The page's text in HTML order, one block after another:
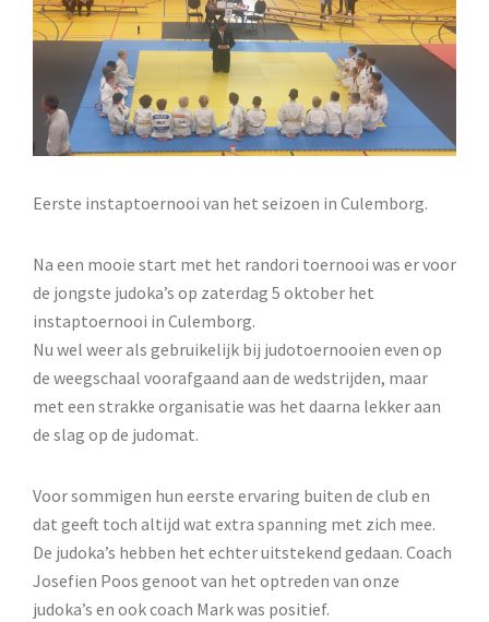
Eerste instaptoernooi van het seizoen in Culemborg.
Na een mooie start met het randori toernooi was er voor
de jongste judoka’s op zaterdag 5 oktober het
instaptoernooi in Culemborg.
Nu wel weer als gebruikelijk bij judotoernooien even op
de weegschaal voorafgaand aan de wedstrijden, maar
met een strakke organisatie was het daarna lekker aan
de slag op de judomat.
Voor sommigen hun eerste ervaring buiten de club en
dat geeft toch altijd wat extra spanning met zich mee.
De judoka’s hebben het echter uitstekend gedaan. Coach
Josefien Poos genoot van het optreden van onze
judoka’s en ook coach Mark was positief.